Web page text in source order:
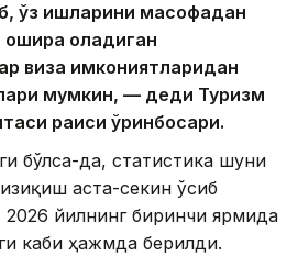
ўз ишларини масофадан
ошира оладиган
виза имкониятларидан
мумкин, — деди Туризм
раиси ўринбосари.
бўлса-да, статистика шуни
аста-секин ўсиб
йилнинг биринчи ярмида
каби ҳажмда берилди.